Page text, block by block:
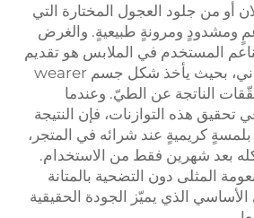
أو من جلود العجول المختارة التي
ومشدودٍ ومرونةٍ طبيعيةٍ. والغرض
المستخدم في الملابس هو تقديم
تجربة تشبه الجلد الثاني، بحيث يأخذ شكل جسم wearer
الناتجة عن الطيّ. وعندما
هذه التوازنات، فإن النتيجة
كريميةٍ عند شرائه في المتجر،
بعد شهرين فقط من الاستخدام.
المثلى دون التضحية بالمتانة
الأساسي الذي يميّز الجودة الحقيقية